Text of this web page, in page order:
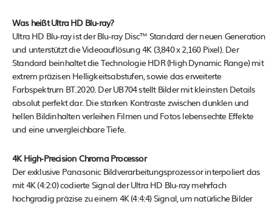
Was heißt Ultra HD Blu-ray?
Ultra HD Blu-ray ist der Blu-ray Disc™ Standard der neuen Generation
und unterstützt die Videoauflösung 4K (3,840 x 2,160 Pixel). Der
Standard beinhaltet die Technologie HDR (High Dynamic Range) mit
extrem präzisen Helligkeitsabstufen, sowie das erweiterte
Farbspektrum BT.2020. Der UB704 stellt Bilder mit kleinsten Details
absolut perfekt dar. Die starken Kontraste zwischen dunklen und
hellen Bildinhalten verleihen Filmen und Fotos lebensechte Effekte
und eine unvergleichbare Tiefe.
4K High-Precision Chroma Processor
Der exklusive Panasonic Bildverarbeitungsprozessor interpoliert das
mit 4K (4:2:0) codierte Signal der Ultra HD Blu-ray mehrfach
hochgradig präzise zu einem 4K (4:4:4) Signal, um natürliche Bilder